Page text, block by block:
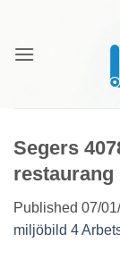
content
Segers
restaurang
Published 07/
miljöbild 4